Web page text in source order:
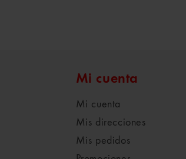
Mi cuenta
Mi cuenta
Mis direcciones
Mis pedidos